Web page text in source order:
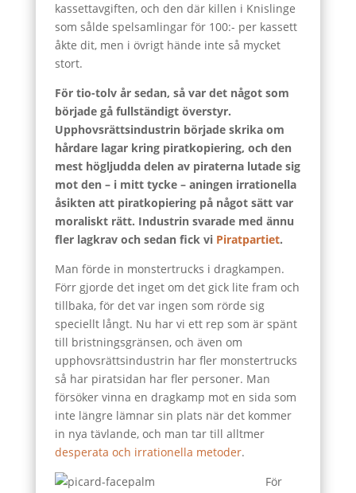
kassettavgiften, och den där killen i Knislinge
som sålde spelsamlingar för 100:- per kassett
åkte dit, men i övrigt hände inte så mycket
stort.
För tio-tolv år sedan, så var det något som
började gå fullständigt överstyr.
Upphovsrättsindustrin började skrika om
hårdare lagar kring piratkopiering, och den
mest högljudda delen av piraterna lutade sig
mot den – i mitt tycke – aningen irrationella
åsikten att piratkopiering på något sätt var
moraliskt rätt. Industrin svarade med ännu
fler lagkrav och sedan fick vi Piratpartiet.
Man förde in monstertrucks i dragkampen.
Förr gjorde det inget om det gick lite fram och
tillbaka, för det var ingen som rörde sig
speciellt långt. Nu har vi ett rep som är spänt
till bristningsgränsen, och även om
upphovsrättsindustrin har fler monstertrucks
så har piratsidan har fler personer. Man
försöker vinna en dragkamp mot en sida som
inte längre lämnar sin plats när det kommer
in nya tävlande, och man tar till alltmer
desperata och irrationella metoder.
För